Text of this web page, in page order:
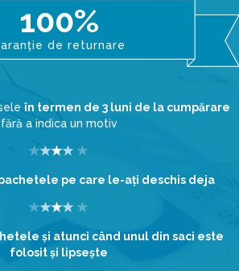
100%
de returnare
în termen de 3 luni de la cumpărare
fără a indica un motiv
pe care le-aţi deschis deja
şi atunci când unul din saci este
folosit şi lipseşte